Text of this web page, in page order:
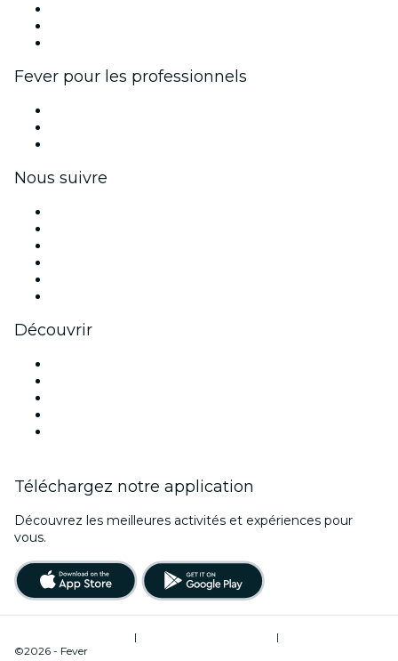
Fever pour les professionnels
Nous suivre
Découvrir
Téléchargez notre application
Découvrez les meilleures activités et expériences pour
vous.
| |
©2026 - Fever